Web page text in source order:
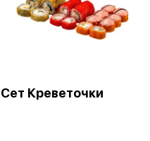
Сет Креветочки